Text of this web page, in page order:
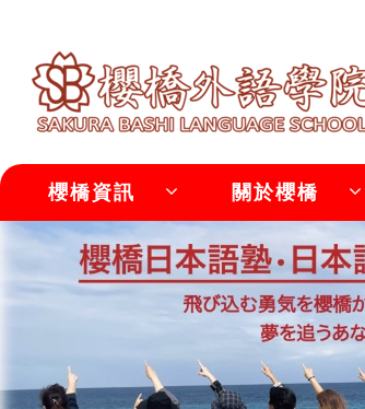
櫻橋資訊 關於櫻橋